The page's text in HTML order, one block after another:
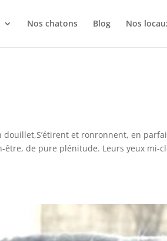
Nos chatons Blog Nos
et ronronnent, en
de pure plénitude. Leurs yeux mi-